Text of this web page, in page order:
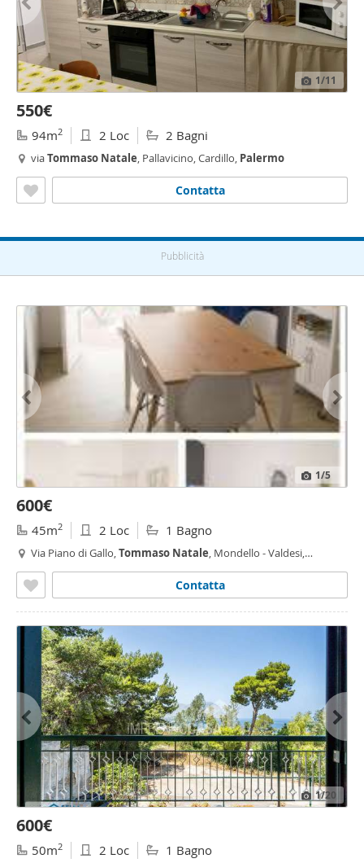
1/11
550€
94m2 2 Loc 2 Bagni
viaTommaso Natale, Pallavicino, Cardillo, Palermo
Contatta
Pubblicità
1/5
600€
45m2 2 Loc 1 Bagno
Via Piano di Gallo,Tommaso Natale, Mondello - Valdesi,
Contatta
1/20
600€
50m2 2 Loc 1 Bagno